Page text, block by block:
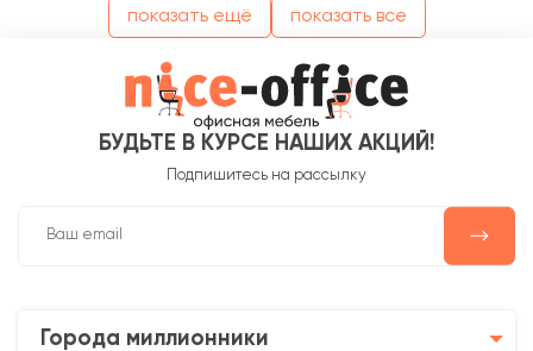
показать ещё показать все
БУДЬТЕ В КУРСЕ НАШИХ АКЦИЙ!
Подпишитесь на рассылку
Города миллионники